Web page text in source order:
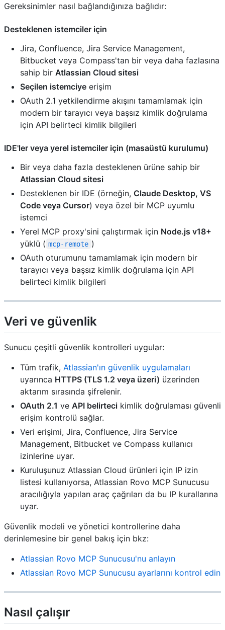
Gereksinimler nasıl bağlandığınıza bağlıdır:
Desteklenen istemciler için
Jira, Confluence, Jira Service Management,
Bitbucket veya Compass'tan bir veya daha fazlasına
sahip bir Atlassian Cloud sitesi
Seçilen istemciye erişim
OAuth 2.1 yetkilendirme akışını tamamlamak için
modern bir tarayıcı veya başsız kimlik doğrulama
için API belirteci kimlik bilgileri
IDE'ler veya yerel istemciler için (masaüstü kurulumu)
Bir veya daha fazla desteklenen ürüne sahip bir
Atlassian Cloud sitesi
Desteklenen bir IDE (örneğin, Claude Desktop, VS
Code veya Cursor) veya özel bir MCP uyumlu
istemci
Yerel MCP proxy'sini çalıştırmak için Node.js v18+
yüklü ( mcp-remote )
OAuth oturumunu tamamlamak için modern bir
tarayıcı veya başsız kimlik doğrulama için API
belirteci kimlik bilgileri
Veri ve güvenlik
Sunucu çeşitli güvenlik kontrolleri uygular:
Tüm trafik, Atlassian'ın güvenlik uygulamaları
uyarınca HTTPS (TLS 1.2 veya üzeri) üzerinden
aktarım sırasında şifrelenir.
OAuth 2.1 ve API belirteci kimlik doğrulaması güvenli
erişim kontrolü sağlar.
Veri erişimi, Jira, Confluence, Jira Service
Management, Bitbucket ve Compass kullanıcı
izinlerine uyar.
Kuruluşunuz Atlassian Cloud ürünleri için IP izin
listesi kullanıyorsa, Atlassian Rovo MCP Sunucusu
aracılığıyla yapılan araç çağrıları da bu IP kurallarına
uyar.
Güvenlik modeli ve yönetici kontrollerine daha
derinlemesine bir genel bakış için bkz:
Atlassian Rovo MCP Sunucusu'nu anlayın
Atlassian Rovo MCP Sunucusu ayarlarını kontrol edin
Nasıl çalışır